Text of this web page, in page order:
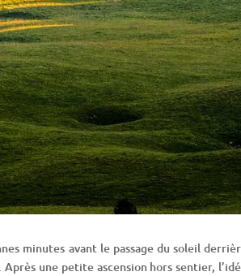
minutes avant le passage du soleil
une petite ascension hors sentier,